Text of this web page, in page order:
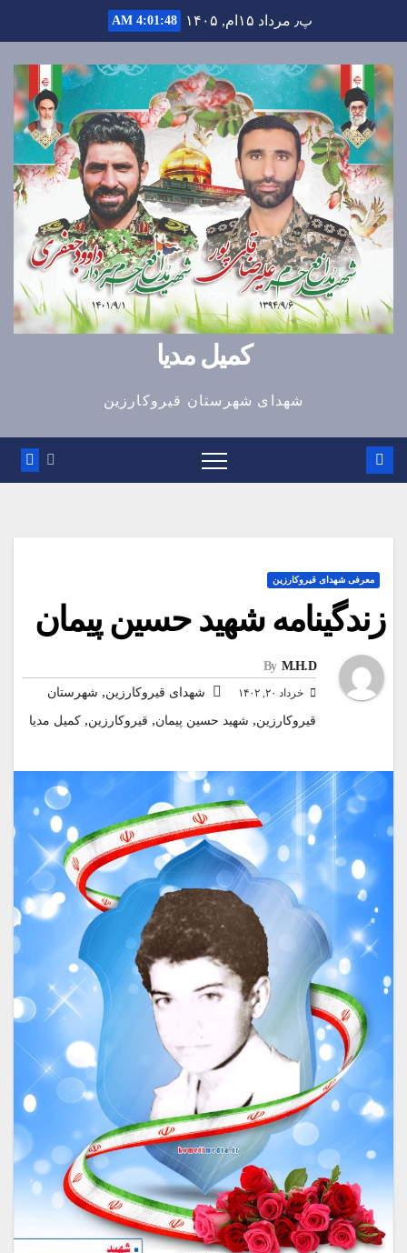
to
content
پ٫ مرداد ۱۵ام, ۱۴۰۵ 4:01:49 AM
کمیل مدیا
شهدای شهرستان قیروکارزین
معرفی شهدای قیروکارزین
زندگینامه شهید حسین پیمان
By M.H.D
خرداد ۲۰, ۱۴۰۲ شهدای قیروکارزین, شهرستان
قیروکارزین, شهید حسین پیمان, قیروکارزین, کمیل مدیا